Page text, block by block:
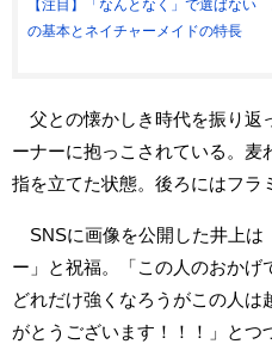
【注目】「なんとなく」で選ばな
の基本とネイチャーメイドの特長
父との懐かしき時代を振り返
ーナーに抱っこされている。麦
指を立てた状態。後ろにはフラ
SNSに画像を公開した井上は
ー」と祝福。「この人のおか
どれだけ強くなろうがこの人は
がとうございます！！！」と